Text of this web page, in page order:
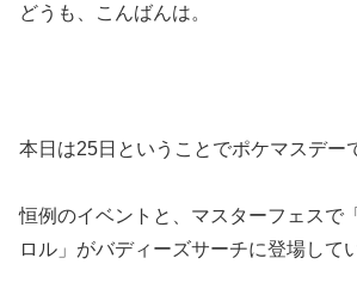
どうも、こんばんは。
本日は25日ということでポケマスデー
恒例のイベントと、マスターフェスで「
ロル」がバディーズサーチに登場して